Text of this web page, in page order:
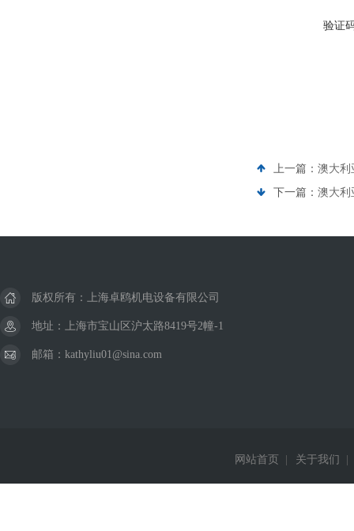
验证
上一篇： 澳大利
下一篇： 澳大利
版权所有：上海卓鸥机电设备有限公司
地址：上海市宝山区沪太路8419号2幢-1
邮箱：kathyliu01@sina.com
网站首页 关于我们